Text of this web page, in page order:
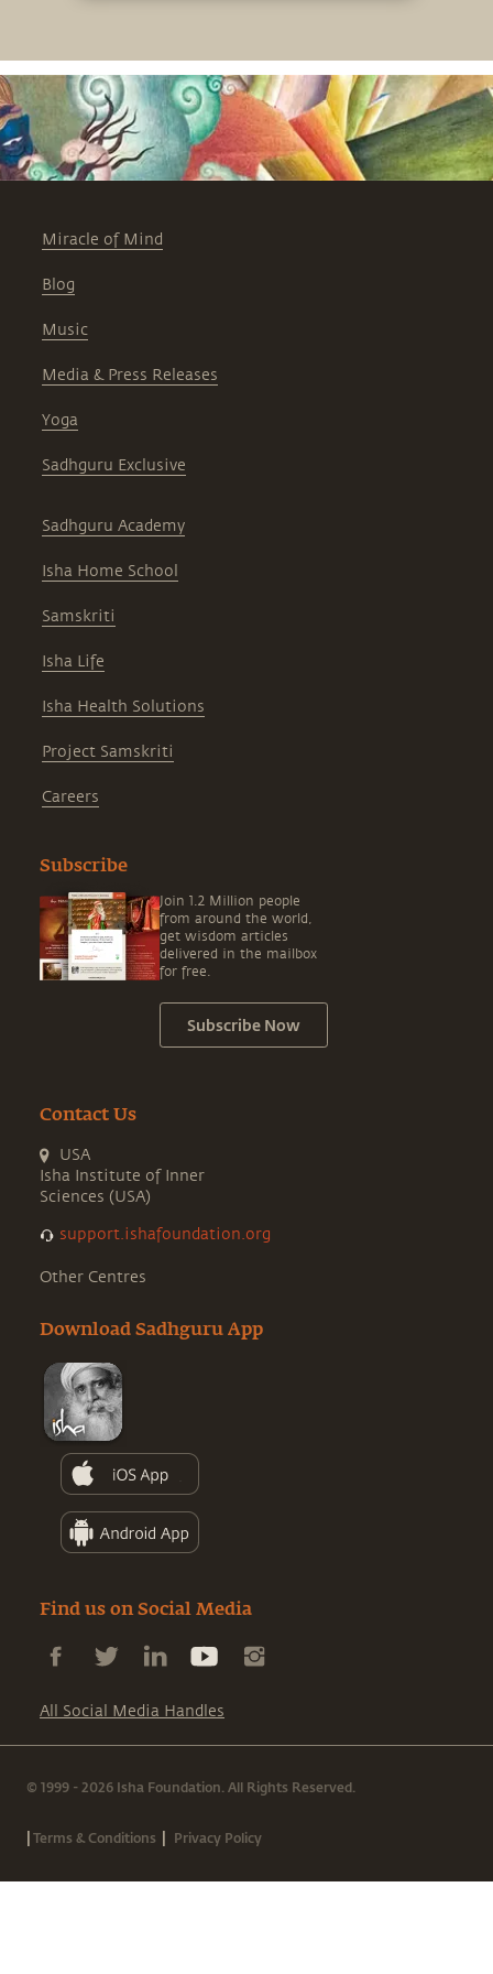
Miracle of Mind
Blog
Music
Media & Press Releases
Yoga
Sadhguru Exclusive
Sadhguru Academy
Isha Home School
Samskriti
Isha Life
Isha Health Solutions
Project Samskriti
Careers
Subscribe
Join 1.2 Million people
from around the world,
get wisdom articles
delivered in the mailbox
for free.
Subscribe Now
Contact Us
USA
Isha Institute of Inner
Sciences (USA)
support.ishafoundation.org
Other Centres
Download Sadhguru App
Find us on Social Media
All Social Media Handles
© 1999 - 2026 Isha Foundation. All Rights Reserved.
|Terms & Conditions | Privacy Policy